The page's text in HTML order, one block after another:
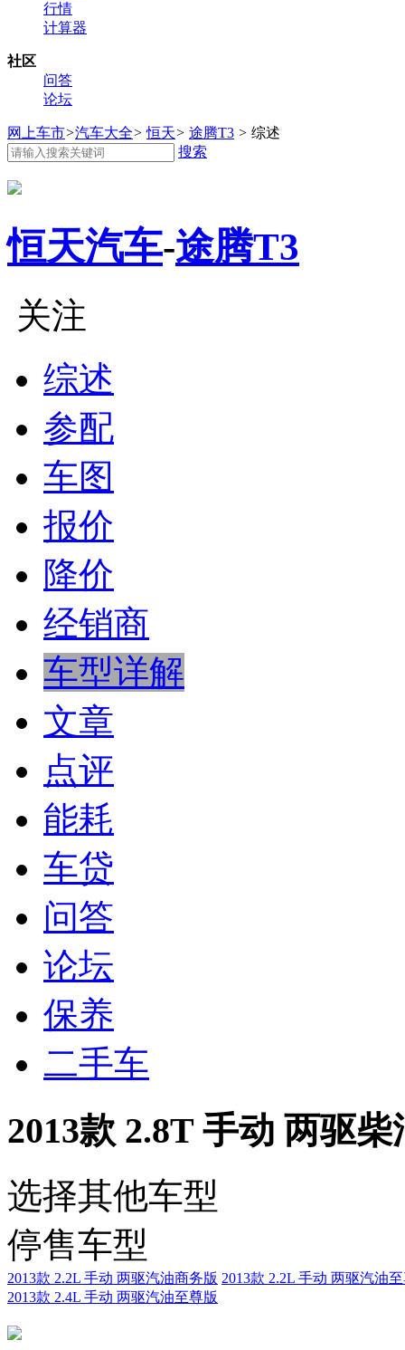
行情
计算器
社区
问答
论坛
网上车市>汽车大全> 恒天> 途腾T3 > 综述
搜索
恒天汽车-途腾T3
关注
综述
参配
车图
报价
降价
经销商
车型详解
文章
点评
能耗
车贷
问答
论坛
保养
二手车
2013款 2.8T 手动 两驱
选择其他车型
停售车型
2013款 2.2L 手动 两驱汽油商务版 2013款 2.2L 手动 两驱汽油
2013款 2.4L 手动 两驱汽油至尊版